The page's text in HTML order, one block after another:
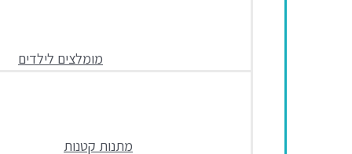
מומלצים לילדים
מתנות קטנות